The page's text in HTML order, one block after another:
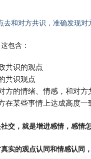
和对方共识，准确发现
包含：
共识的观点
共识观点
方的情绪、情感，和对方
在某些事情上达成高度一
交，就是增进感情，感情
实的观点认同和情感认同